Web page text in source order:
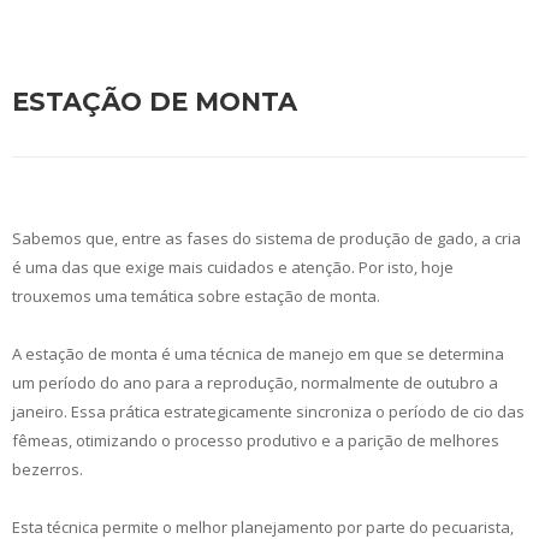
ESTAÇÃO DE MONTA
Sabemos que, entre as fases do sistema de produção de gado, a cria
é uma das que exige mais cuidados e atenção. Por isto, hoje
trouxemos uma temática sobre estação de monta.
A estação de monta é uma técnica de manejo em que se determina
um período do ano para a reprodução, normalmente de outubro a
janeiro. Essa prática estrategicamente sincroniza o período de cio das
fêmeas, otimizando o processo produtivo e a parição de melhores
bezerros.
Esta técnica permite o melhor planejamento por parte do pecuarista,